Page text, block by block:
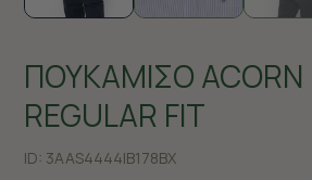
ΠΟΥΚΑΜΙΣΟ
REGULAR FIT
ID: 3AAS4444|B178BX